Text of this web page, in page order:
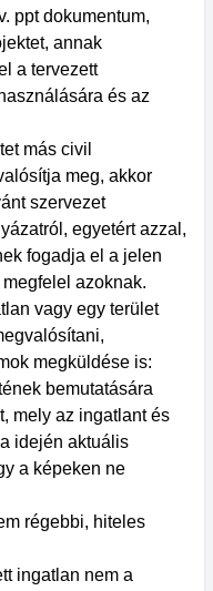
ppt dokumentum,
annak
a tervezett
és az
más civil
meg, akkor
szervezet
egyetért azzal,
fogadja el a jelen
azoknak.
vagy egy terület
megküldése is:
bemutatására
mely az ingatlant és
idején aktuális
a képeken ne
régebbi, hiteles
ingatlan nem a